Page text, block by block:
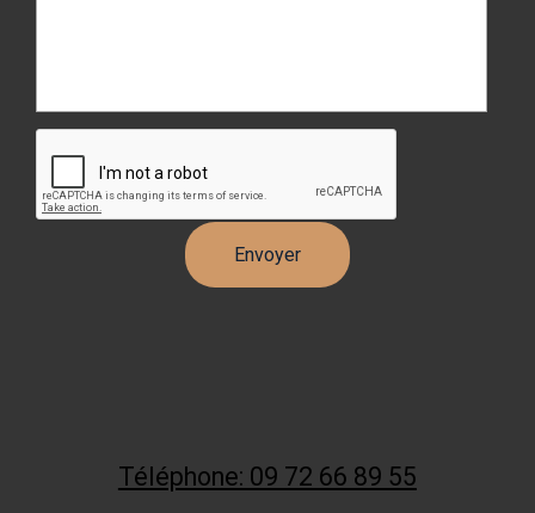
Téléphone: 09 72 66 89 55